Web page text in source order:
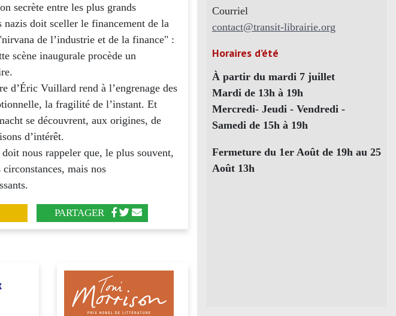
secrète entre les plus grands
doit sceller le financement de la
de l’industrie et de la finance" :
scène inaugurale procède un
d’Éric Vuillard rend à l’engrenage des
la fragilité de l’instant. Et
se découvrent, aux origines, de
d’intérêt.
nous rappeler que, le plus souvent,
mais nos
PARTAGER
Courriel
contact@transit-librairie.org
Horaires d’été
À partir du mardi 7 juillet
Mardi de 13h à 19h
Mercredi- Jeudi - Vendredi -
Samedi de 15h à 19h
Fermeture du 1er Août de 19h au 25
Août 13h